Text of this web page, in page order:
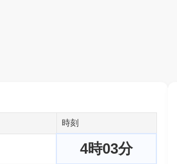
時刻
4時03分